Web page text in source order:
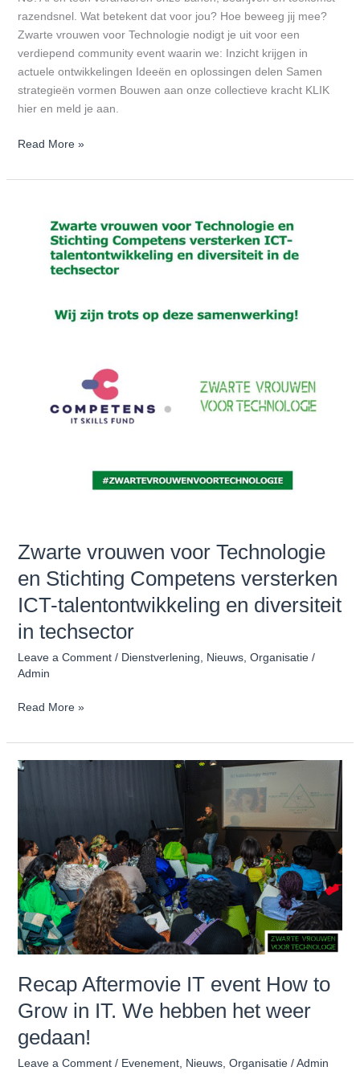
razendsnel. Wat betekent dat voor jou? Hoe beweeg jij mee?
Zwarte vrouwen voor Technologie nodigt je uit voor een
verdiepend community event waarin we: Inzicht krijgen in
actuele ontwikkelingen Ideeën en oplossingen delen Samen
strategieën vormen Bouwen aan onze collectieve kracht KLIK
hier en meld je aan.
Read More »
Zwarte vrouwen voor Technologie
en Stichting Competens versterken
ICT-talentontwikkeling en diversiteit
in techsector
Leave a Comment / Dienstverlening Nieuws, Organisatie/
Admin
vrouwen
Technologie
Competens
talentontwikkeling
diversiteit
Read More »
Recap Aftermovie IT event How to
Grow in IT. We hebben het weer
gedaan!
Leave a Comment / Evenement, Nieuws, Organisatie/Admin
Recap
IT
How
to
Grow
in
IT.
We
hebben
weer
gedaan!